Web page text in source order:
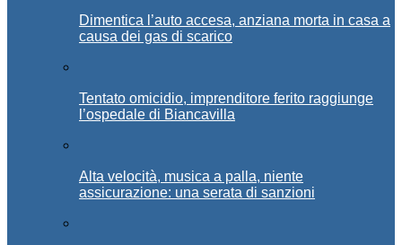
Dimentica l’auto accesa, anziana morta in casa a
causa dei gas di scarico
Tentato omicidio, imprenditore ferito raggiunge
l’ospedale di Biancavilla
Alta velocità, musica a palla, niente
assicurazione: una serata di sanzioni